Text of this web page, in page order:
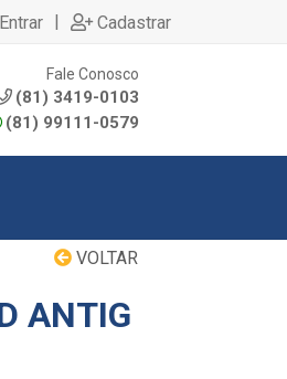
Entrar | Cadastrar
Fale Conosco
(81) 3419-0103
(81) 99111-0579
VOLTAR
ANTIG